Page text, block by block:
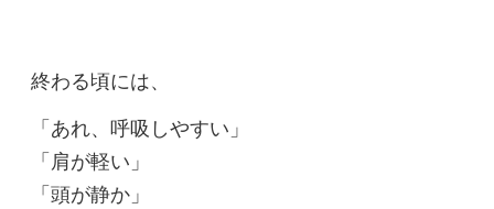
終わる頃には、
「あれ、呼吸しやすい」
「肩が軽い」
「頭が静か」